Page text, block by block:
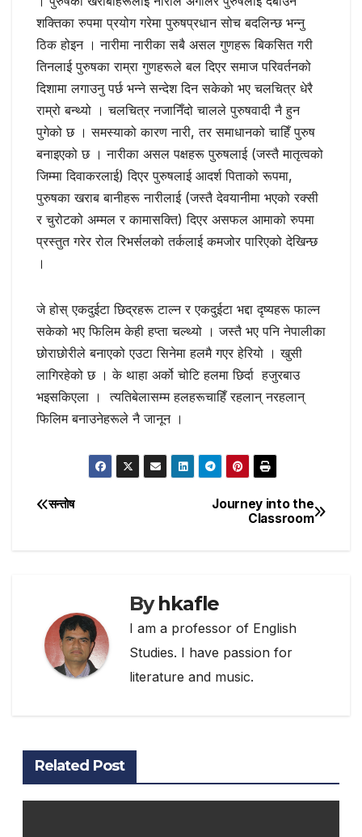
शक्तिका रुपमा प्रयोग गरेमा पुरुषप्रधान सोच बदलिन्छ भन्‍नु
ठिक होइन । नारीमा नारीका सबै असल गुणहरू बिकसित गरी
तिनलाई पुरुषका राम्रा गुणहरूले बल दिएर समाज परिवर्तनको
दिशामा लगाउनु पर्छ भन्‍ने सन्देश दिन सकेको भए चलचित्र धेरै
राम्रो बन्‍थ्यो । चलचित्र नजानिँदो चालले पुरुषवादी नै हुन
पुगेको छ । समस्याको कारण नारी, तर समाधानको चाहिँ पुरुष
बनाइएको छ । नारीका असल पक्षहरू पुरुषलाई (जस्तै मातृत्वको
जिम्मा दिवाकरलाई) दिएर पुरुषलाई आदर्श पिताको रूपमा,
पुरुषका खराब बानीहरू नारीलाई (जस्तै देवयानीमा भएको रक्सी
र चुरोटको अम्मल र कामासक्ति) दिएर असफल आमाको रुपमा
प्रस्तुत गरेर रोल रिभर्सलको तर्कलाई कमजोर पारिएको देखिन्छ
।
जे होस् एकदुईटा छिद्रहरू टाल्न र एकदुईटा भद्दा दृष्यहरू फाल्न
सकेको भए फिलिम केही हप्‍ता चल्थ्यो । जस्तै भए पनि नेपालीका
छोराछोरीले बनाएको एउटा सिनेमा हलमै गएर हेरियो । खुसी
लागिरहेको छ । के थाहा अर्को चोटि हलमा छिर्दा हजुरबाउ
भइसकिएला । त्यतिबेलासम्म हलहरूचाहिँ रहलान् नरहलान्
फिलिम बनाउनेहरूले नै जानून ।
Post
Journey into the
Classroom
सन्तोष
Byhkafle
I am a professor of English
Studies. I have passion for
literature and music.
Related Post